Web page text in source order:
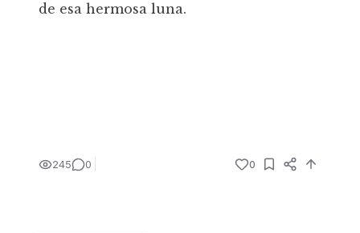
de esa hermosa luna.
245 0 0